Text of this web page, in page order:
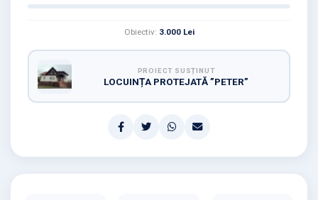
Obiectiv: 3.000 Lei
PROIECT SUSȚINUT
LOCUINȚA PROTEJATĂ ”PETER”